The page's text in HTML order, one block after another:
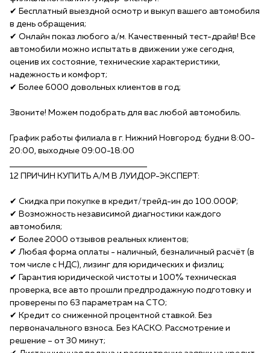
✔ Бесплатный выездной осмотр и выкуп вашего автомобиля
в день обращения;
✔ Онлайн показ любого а/м. Качественный тест-драйв! Все
автомобили можно испытать в движении уже сегодня,
оценив их состояние, технические характеристики,
надежность и комфорт;
✔ Более 6000 довольных клиентов в год;
Звоните! Можем подобрать для вас любой автомобиль.
График работы филиала в г. Нижний Новгород: будни 8:00-
20:00, выходные 09:00-18:00
12 ПРИЧИН КУПИTЬ A/М B ЛУИДОР-ЭКСПЕPТ:
✔ Скидка при покупке в кредит/тpейд-ин до 100.000₽;
✔ Возможность независимой диагностики каждого
автомобиля;
✔ Более 2000 отзывов реальных клиентов;
✔ Любая форма оплаты - наличный, безналичный расчёт (в
том числе с НДС), лизинг для юридических и физлиц;
✔ Гарантия юридической чистоты и 100% техническая
проверка, все авто прошли предпродажную подготовку и
проверены по 63 параметрам на СТО;
✔ Кредит со сниженной процентной ставкой. Без
первоначального взноса. Без КАСКО. Рассмотрение и
решение – от 30 минут;